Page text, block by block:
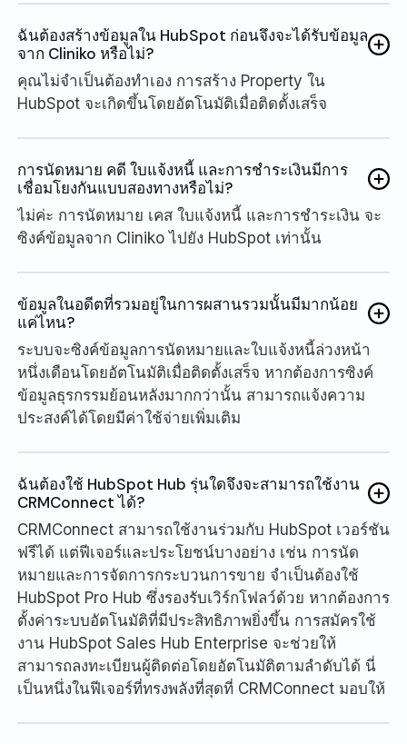
ฉันต้องสร้างข้อมูลใน HubSpot ก่อนจึงจะได้รับข้อมูล
จาก Cliniko หรือไม่?
คุณไม่จำเป็นต้องทำเอง การสร้าง Property ใน
HubSpot จะเกิดขึ้นโดยอัตโนมัติเมื่อติดตั้งเสร็จ
การนัดหมาย คดี ใบแจ้งหนี้ และการชำระเงินมีการ
เชื่อมโยงกันแบบสองทางหรือไม่?
ไม่ค่ะ การนัดหมาย เคส ใบแจ้งหนี้ และการชำระเงิน จะ
ซิงค์ข้อมูลจาก Cliniko ไปยัง HubSpot เท่านั้น
ข้อมูลในอดีตที่รวมอยู่ในการผสานรวมนั้นมีมากน้อย
แค่ไหน?
ระบบจะซิงค์ข้อมูลการนัดหมายและใบแจ้งหนี้ล่วงหน้า
หนึ่งเดือนโดยอัตโนมัติเมื่อติดตั้งเสร็จ หากต้องการซิงค์
ข้อมูลธุรกรรมย้อนหลังมากกว่านั้น สามารถแจ้งความ
ประสงค์ได้โดยมีค่าใช้จ่ายเพิ่มเติม
ฉันต้องใช้ HubSpot Hub รุ่นใดจึงจะสามารถใช้งาน
CRMConnect ได้?
CRMConnect สามารถใช้งานร่วมกับ HubSpot เวอร์ชัน
ฟรีได้ แต่ฟีเจอร์และประโยชน์บางอย่าง เช่น การนัด
หมายและการจัดการกระบวนการขาย จำเป็นต้องใช้
HubSpot Pro Hub ซึ่งรองรับเวิร์กโฟลว์ด้วย หากต้องการ
ตั้งค่าระบบอัตโนมัติที่มีประสิทธิภาพยิ่งขึ้น การสมัครใช้
งาน HubSpot Sales Hub Enterprise จะช่วยให้
สามารถลงทะเบียนผู้ติดต่อโดยอัตโนมัติตามลำดับได้ นี่
เป็นหนึ่งในฟีเจอร์ที่ทรงพลังที่สุดที่ CRMConnect มอบให้